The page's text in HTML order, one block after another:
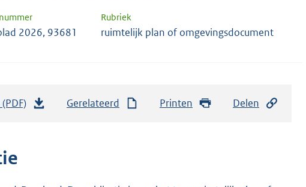
Rubriek
2026, 93681 ruimtelijk plan of omgevingsdocument
Gerelateerd Printen Delen